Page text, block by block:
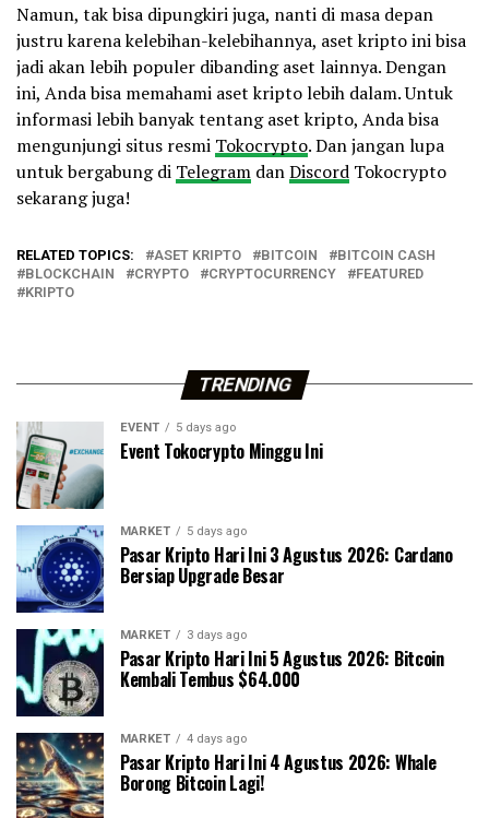
Namun, tak bisa dipungkiri juga, nanti di masa depan
justru karena kelebihan-kelebihannya, aset kripto ini bisa
jadi akan lebih populer dibanding aset lainnya. Dengan
ini, Anda bisa memahami aset kripto lebih dalam. Untuk
informasi lebih banyak tentang aset kripto, Anda bisa
mengunjungi situs resmi Tokocrypto. Dan jangan lupa
untuk bergabung di Telegram danDiscord Tokocrypto
sekarang juga!
RELATED TOPICS: ASET KRIPTO BITCOIN
BITCOIN CASH
BLOCKCHAIN
CRYPTO CRYPTOCURRENCY
FEATURED
KRIPTO
TRENDING
EVENT 5 days ago
Event Tokocrypto Minggu Ini
MARKET 5 days ago
Pasar Kripto Hari Ini 3 Agustus 2026: Cardano
Bersiap Upgrade Besar
MARKET 3 days ago
Pasar Kripto Hari Ini 5 Agustus 2026: Bitcoin
Kembali Tembus $64.000
MARKET 4 days ago
Pasar Kripto Hari Ini 4 Agustus 2026: Whale
Borong Bitcoin Lagi!